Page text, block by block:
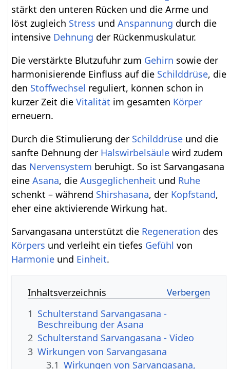
stärkt den unteren Rücken und die Arme und
löst zugleich Stress undAnspannung durch die
intensive Dehnung der Rückenmuskulatur.
Die verstärkte Blutzufuhr zum Gehirn sowie der
harmonisierende Einfluss auf die Schilddrüse, die
den Stoffwechsel reguliert, können schon in
kurzer Zeit dieVitalität im gesamten Körper
erneuern.
Durch die Stimulierung der Schilddrüse und die
sanfte Dehnung der Halswirbelsäule wird zudem
das Nervensystem beruhigt. So ist Sarvangasana
eineAsana, dieAusgeglichenheit und Ruhe
schenkt – während Shirshasana, der Kopfstand,
eher eine aktivierende Wirkung hat.
Sarvangasana unterstützt die Regeneration des
Körpers und verleiht ein tiefes Gefühl von
Harmonie und Einheit.
Inhaltsverzeichnis
1 Schulterstand Sarvangasana -
Beschreibung der Asana
2 Schulterstand Sarvangasana - Video
3 Wirkungen von Sarvangasana
3.1 Wirkungen von Sarvangasana,